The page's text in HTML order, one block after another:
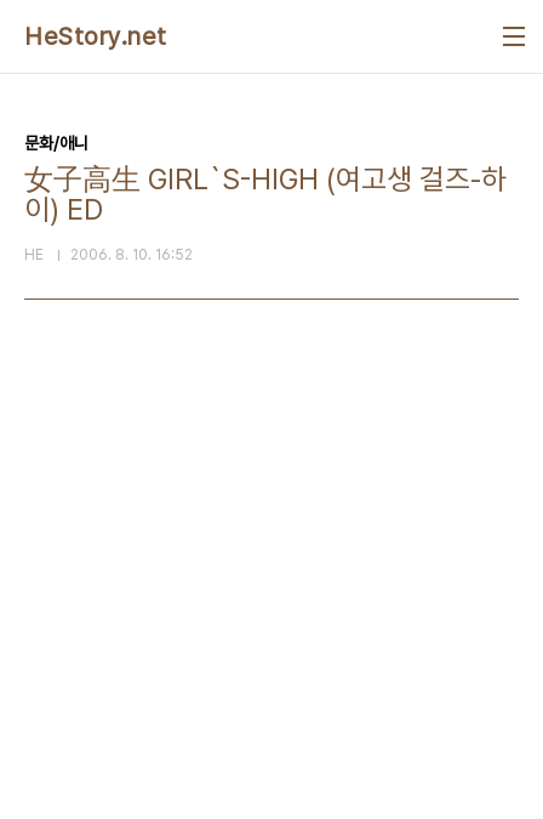
HeStory.net
문화/애니
女子高生 GIRL`S-HIGH (여고생 걸즈-하
이) ED
HE 2006. 8. 10. 16:52